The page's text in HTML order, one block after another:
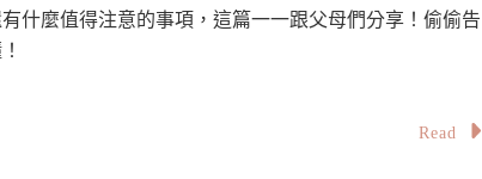
什麼值得注意的事項，這篇一一跟父母們分享！偷偷告
Read